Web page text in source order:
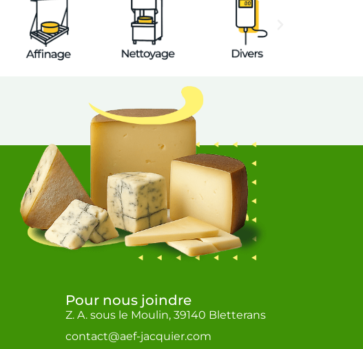
Pour nous joindre
Z. A. sous le Moulin, 39140 Bletterans
contact@aef-jacquier.com